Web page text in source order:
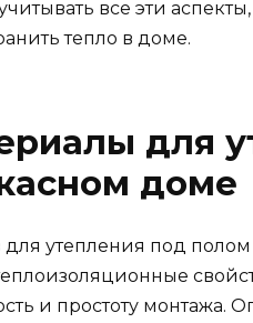
все эти
тепло в доме.
для
доме
утепления под
и простоту